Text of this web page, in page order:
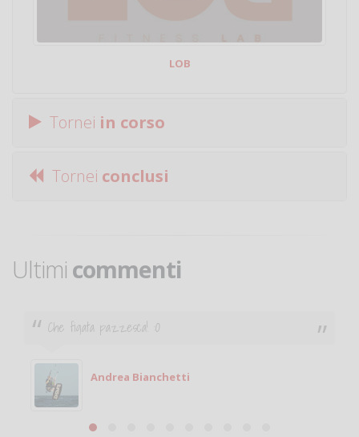
LOB
Tornei in corso
Tornei conclusi
Ultimi commenti
Ciao. Sono a Treviglio da poco e vorrei tornare a
Michele
Michele Miglionico